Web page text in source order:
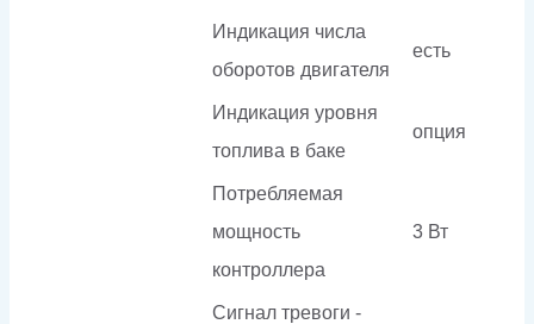
Индикация числа
оборотов двигателя
есть
Индикация уровня
топлива в баке
опция
Потребляемая
мощность
контроллера
3 Вт
Сигнал тревоги -